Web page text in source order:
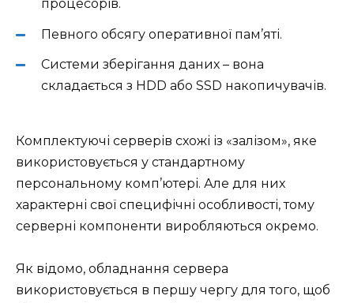
процесорів.
Певного обсягу оперативної пам’яті.
Системи зберігання даних – вона
складається з HDD або SSD накопичувачів.
Комплектуючі серверів схожі із «залізом», яке
використовується у стандартному
персональному комп’ютері. Але для них
характерні свої специфічні особливості, тому
серверні компоненти виробляються окремо.
Як відомо, обладнання сервера
використовується в першу чергу для того, щоб